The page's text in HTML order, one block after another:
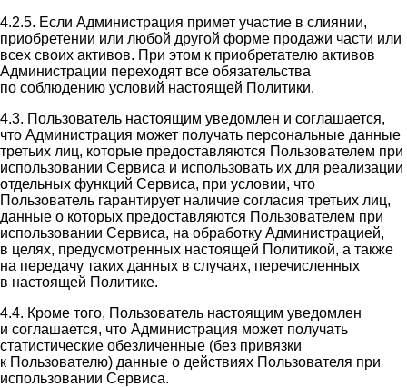
4.2.5. Если Администрация примет участие в слиянии,
приобретении или любой другой форме продажи части или
всех своих активов. При этом к приобретателю активов
Администрации переходят все обязательства
по соблюдению условий настоящей Политики.
4.3. Пользователь настоящим уведомлен и соглашается,
что Администрация может получать персональные данные
третьих лиц, которые предоставляются Пользователем при
использовании Сервиса и использовать их для реализации
отдельных функций Сервиса, при условии, что
Пользователь гарантирует наличие согласия третьих лиц,
данные о которых предоставляются Пользователем при
использовании Сервиса, на обработку Администрацией,
в целях, предусмотренных настоящей Политикой, а также
на передачу таких данных в случаях, перечисленных
в настоящей Политике.
4.4. Кроме того, Пользователь настоящим уведомлен
и соглашается, что Администрация может получать
статистические обезличенные (без привязки
к Пользователю) данные о действиях Пользователя при
использовании Сервиса.